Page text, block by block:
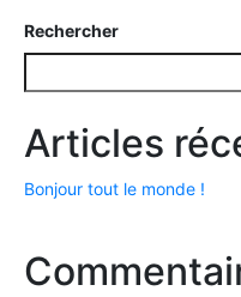
Rechercher
Articles
Bonjour tout le monde !